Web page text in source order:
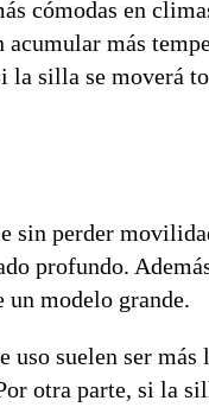
cómodas en
más
silla se moverá
sin perder
profundo.
un modelo grande.
suelen ser más
otra parte, si la